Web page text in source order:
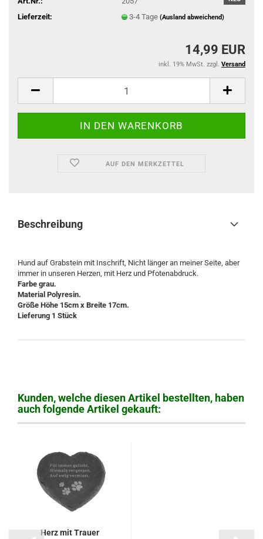
Lieferzeit:
3-4 Tage (Ausland abweichend)
14,99 EUR
inkl. 19% MwSt. zzgl. Versand
AUF DEN MERKZETTEL
Beschreibung
Hund auf Grabstein mit Inschrift, Nicht länger an meiner Seite, aber
immer in unseren Herzen, mit Herz und Pfotenabdruck.
Farbe grau.
Material Polyresin.
Größe Höhe 15cm x Breite 17cm.
Lieferung 1 Stück
Kunden, welche diesen Artikel bestellten, haben
auch folgende Artikel gekauft:
Herz mit Trauer